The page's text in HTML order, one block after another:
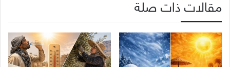
مقالات ذات صلة